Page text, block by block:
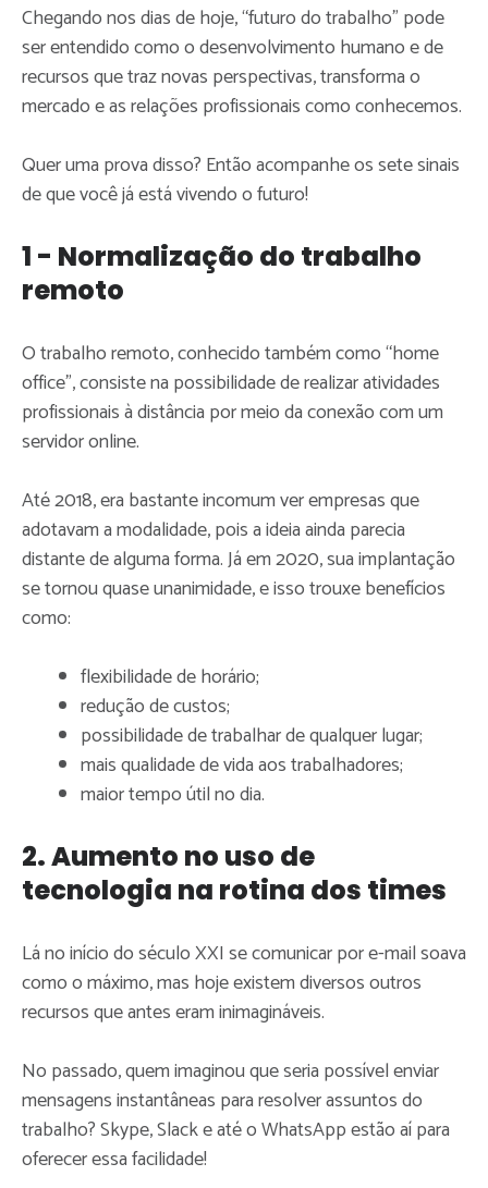
Chegando nos dias de hoje, “futuro do trabalho” pode
ser entendido como o desenvolvimento humano e de
recursos que traz novas perspectivas, transforma o
mercado e as relações profissionais como conhecemos.
Quer uma prova disso? Então acompanhe os sete sinais
de que você já está vivendo o futuro!
1 - Normalização do trabalho
remoto
O trabalho remoto, conhecido também como “home
office”, consiste na possibilidade de realizar atividades
profissionais à distância por meio da conexão com um
servidor online.
Até 2018, era bastante incomum ver empresas que
adotavam a modalidade, pois a ideia ainda parecia
distante de alguma forma. Já em 2020, sua implantação
se tornou quase unanimidade, e isso trouxe benefícios
como:
flexibilidade de horário;
redução de custos;
possibilidade de trabalhar de qualquer lugar;
mais qualidade de vida aos trabalhadores;
maior tempo útil no dia.
2. Aumento no uso de
tecnologia na rotina dos times
Lá no início do século XXI se comunicar por e-mail soava
como o máximo, mas hoje existem diversos outros
recursos que antes eram inimagináveis.
No passado, quem imaginou que seria possível enviar
mensagens instantâneas para resolver assuntos do
trabalho? Skype, Slack e até o WhatsApp estão aí para
oferecer essa facilidade!